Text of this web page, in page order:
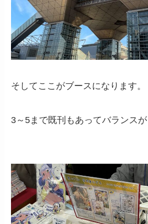
そしてここがブースになります。
3～5まで既刊もあってバランスが